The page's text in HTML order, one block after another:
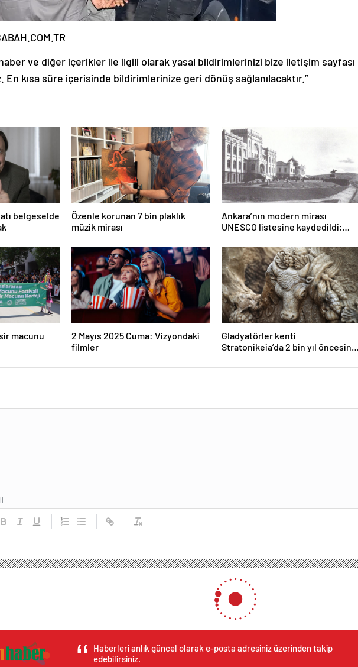
haber ve diğer içerikler ile ilgili olarak yasal bildirimlerinizi bize iletişim sayfası
kısa süre içerisinde bildirimlerinize geri dönüş sağlanılacaktır.”
belgeselde
Özenle korunan 7 bin plaklık
müzik mirası
Ankara’nın modern mirası
UNESCO listesine kaydedildi;
80 oldu
macunu
2 Mayıs 2025 Cuma: Vizyondaki
filmler
Gladyatörler kenti
Stratonikeia’da 2 bin yıl öncesine
Haberleri anlık güncel olarak e-posta adresiniz üzerinden takip
edebilirsiniz.